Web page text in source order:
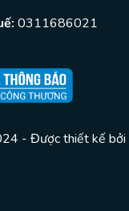
0311686021
- Được thiết kế bởi